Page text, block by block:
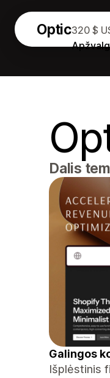
Optic320 $
Dalis
Galingos
Išplėstinis